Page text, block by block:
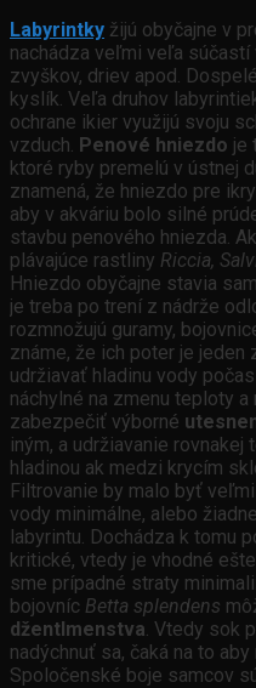
Labyrintky žijú obyčajne v
nachádza veľmi veľa súčastí
zvyškov, driev apod.
kyslík. Veľa druhov
ochrane ikier využijú svoju
vzduch. Penové hniezdo je
ktoré ryby premelú v ústnej
znamená, že hniezdo pre
aby v akváriu bolo silné
stavbu penového hniezda.
plávajúce rastliny Riccia,
Hniezdo obyčajne stavia
je treba po trení z nádrže
rozmnožujú guramy,
známe, že ich poter je jeden
udržiavať hladinu vody
náchylné na zmenu teploty
zabezpečiť výborné
iným, a udržiavanie rovnakej
hladinou ak medzi krycím
Filtrovanie by malo byť
vody minimálne, alebo
labyrintu. Dochádza k tomu
kritické, vtedy je vhodné
sme prípadné straty
bojovníc Betta splendens
džentlmenstva. Vtedy sok
nadýchnuť sa, čaká na to
Spoločenské boje samcov